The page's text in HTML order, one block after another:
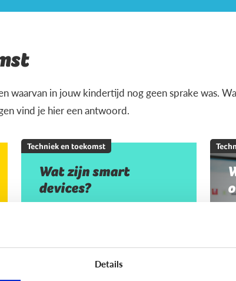
Details
waarvan in jouw kindertijd nog geen sprake was.
vind je hier een antwoord.
Techniek en toekomst
Wat zijn smart
devices?